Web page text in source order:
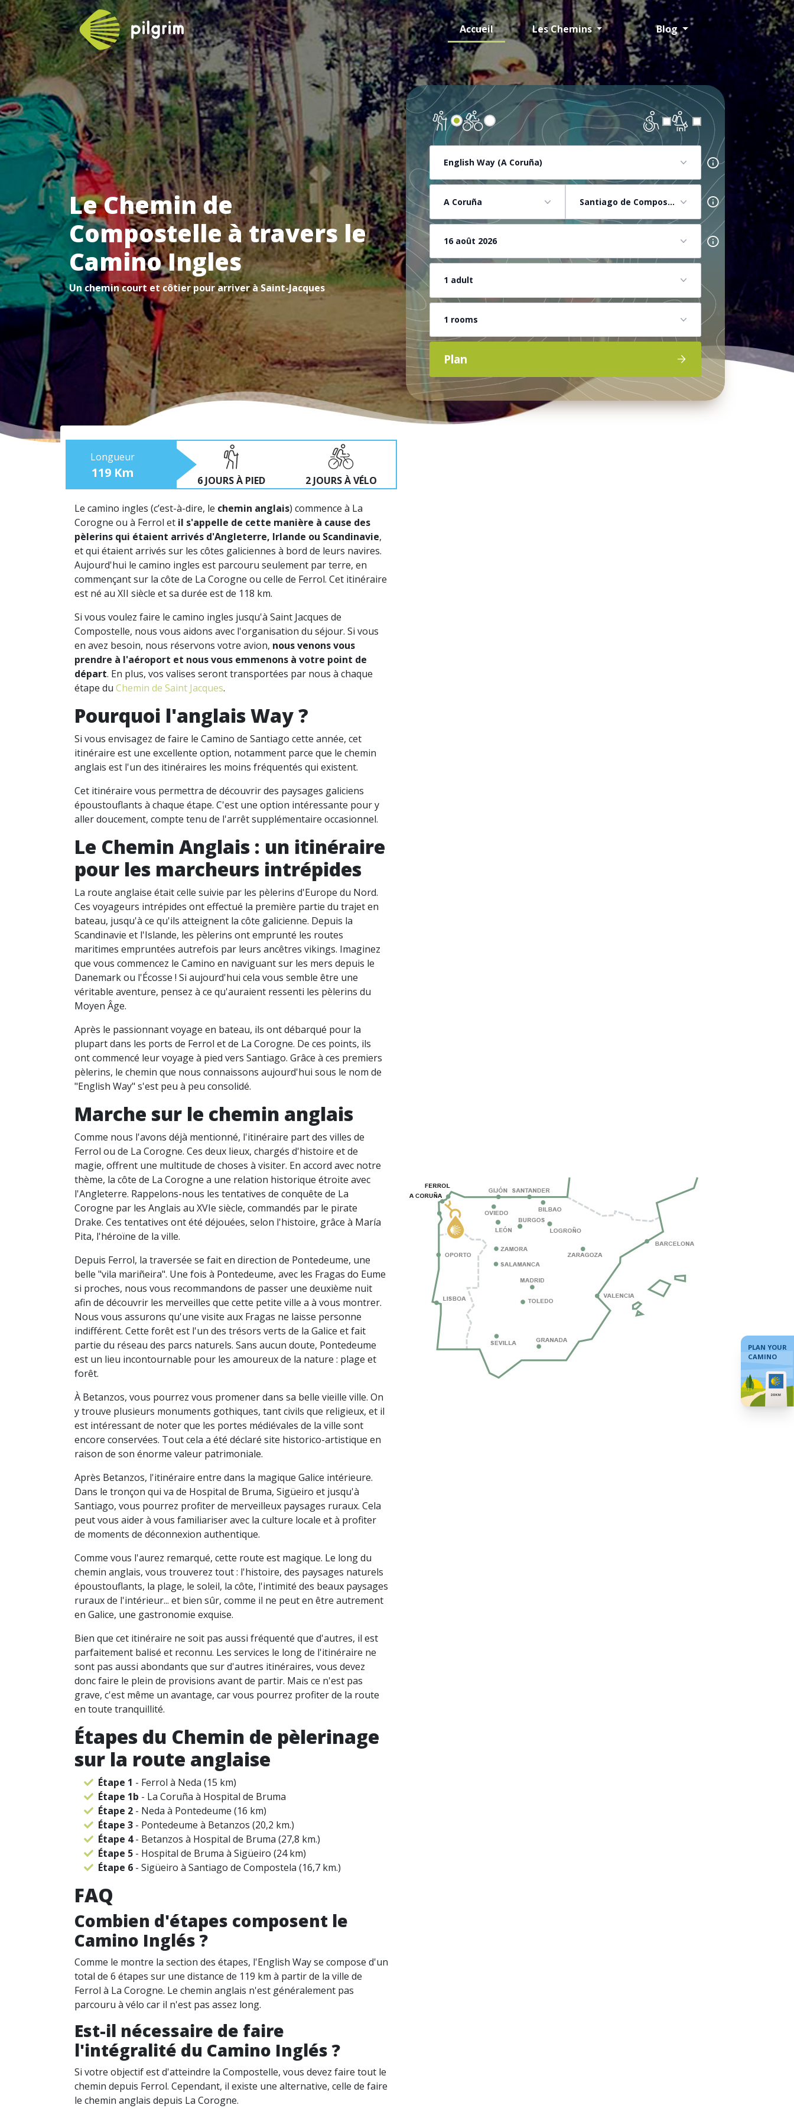
Accueil Les Chemins Blog
Le Chemin de
Compostelle à travers le
Camino Ingles
Un chemin court et côtier pour arriver à Saint-Jacques
English Way (A Coruña)
A Coruña Santiago de Compostela
16 août 2026
1 adult
1 rooms
Plan
PLAN YOUR
CAMINO
Longueur
119 Km 6 JOURS À PIED 2 JOURS À VÉLO
Le camino ingles (c’est-à-dire, le chemin anglais) commence à La
Corogne ou à Ferrol et il s'appelle de cette manière à cause des
pèlerins qui étaient arrivés d'Angleterre, Irlande ou Scandinavie,
et qui étaient arrivés sur les côtes galiciennes à bord de leurs navires.
Aujourd'hui le camino ingles est parcouru seulement par terre, en
commençant sur la côte de La Corogne ou celle de Ferrol. Cet itinéraire
est né au XII siècle et sa durée est de 118 km.
Si vous voulez faire le camino ingles jusqu'à Saint Jacques de
Compostelle, nous vous aidons avec l'organisation du séjour. Si vous
en avez besoin, nous réservons votre avion, nous venons vous
prendre à l'aéroport et nous vous emmenons à votre point de
départ. En plus, vos valises seront transportées par nous à chaque
étape du Chemin de Saint Jacques.
Pourquoi l'anglais Way ?
Si vous envisagez de faire le Camino de Santiago cette année, cet
itinéraire est une excellente option, notamment parce que le chemin
anglais est l'un des itinéraires les moins fréquentés qui existent.
Cet itinéraire vous permettra de découvrir des paysages galiciens
époustouflants à chaque étape. C'est une option intéressante pour y
aller doucement, compte tenu de l'arrêt supplémentaire occasionnel.
Le Chemin Anglais : un itinéraire
pour les marcheurs intrépides
La route anglaise était celle suivie par les pèlerins d'Europe du Nord.
Ces voyageurs intrépides ont effectué la première partie du trajet en
bateau, jusqu'à ce qu'ils atteignent la côte galicienne. Depuis la
Scandinavie et l'Islande, les pèlerins ont emprunté les routes
maritimes empruntées autrefois par leurs ancêtres vikings. Imaginez
que vous commencez le Camino en naviguant sur les mers depuis le
Danemark ou l'Écosse ! Si aujourd'hui cela vous semble être une
véritable aventure, pensez à ce qu'auraient ressenti les pèlerins du
Moyen Âge.
Après le passionnant voyage en bateau, ils ont débarqué pour la
plupart dans les ports de Ferrol et de La Corogne. De ces points, ils
ont commencé leur voyage à pied vers Santiago. Grâce à ces premiers
pèlerins, le chemin que nous connaissons aujourd'hui sous le nom de
"English Way" s'est peu à peu consolidé.
Marche sur le chemin anglais
Comme nous l'avons déjà mentionné, l'itinéraire part des villes de
Ferrol ou de La Corogne. Ces deux lieux, chargés d'histoire et de
magie, offrent une multitude de choses à visiter. En accord avec notre
thème, la côte de La Corogne a une relation historique étroite avec
l'Angleterre. Rappelons-nous les tentatives de conquête de La
Corogne par les Anglais au XVIe siècle, commandés par le pirate
Drake. Ces tentatives ont été déjouées, selon l'histoire, grâce à María
Pita, l'héroïne de la ville.
Depuis Ferrol, la traversée se fait en direction de Pontedeume, une
belle "vila mariñeira". Une fois à Pontedeume, avec les Fragas do Eume
si proches, nous vous recommandons de passer une deuxième nuit
afin de découvrir les merveilles que cette petite ville a à vous montrer.
Nous vous assurons qu'une visite aux Fragas ne laisse personne
indifférent. Cette forêt est l'un des trésors verts de la Galice et fait
partie du réseau des parcs naturels. Sans aucun doute, Pontedeume
est un lieu incontournable pour les amoureux de la nature : plage et
forêt.
À Betanzos, vous pourrez vous promener dans sa belle vieille ville. On
y trouve plusieurs monuments gothiques, tant civils que religieux, et il
est intéressant de noter que les portes médiévales de la ville sont
encore conservées. Tout cela a été déclaré site historico-artistique en
raison de son énorme valeur patrimoniale.
Après Betanzos, l'itinéraire entre dans la magique Galice intérieure.
Dans le tronçon qui va de Hospital de Bruma, Sigüeiro et jusqu'à
Santiago, vous pourrez profiter de merveilleux paysages ruraux. Cela
peut vous aider à vous familiariser avec la culture locale et à profiter
de moments de déconnexion authentique.
Comme vous l'aurez remarqué, cette route est magique. Le long du
chemin anglais, vous trouverez tout : l'histoire, des paysages naturels
époustouflants, la plage, le soleil, la côte, l'intimité des beaux paysages
ruraux de l'intérieur... et bien sûr, comme il ne peut en être autrement
en Galice, une gastronomie exquise.
Bien que cet itinéraire ne soit pas aussi fréquenté que d'autres, il est
parfaitement balisé et reconnu. Les services le long de l'itinéraire ne
sont pas aussi abondants que sur d'autres itinéraires, vous devez
donc faire le plein de provisions avant de partir. Mais ce n'est pas
grave, c'est même un avantage, car vous pourrez profiter de la route
en toute tranquillité.
Étapes du Chemin de pèlerinage
sur la route anglaise
Étape 1 - Ferrol à Neda (15 km)
Étape 1b - La Coruña à Hospital de Bruma
Étape 2 - Neda à Pontedeume (16 km)
Étape 3 - Pontedeume à Betanzos (20,2 km.)
Étape 4- Betanzos à Hospital de Bruma (27,8 km.)
Étape 5 - Hospital de Bruma à Sigüeiro (24 km)
Étape 6 - Sigüeiro à Santiago de Compostela (16,7 km.)
FAQ
Combien d'étapes composent le
Camino Inglés ?
Comme le montre la section des étapes, l'English Way se compose d'un
total de 6 étapes sur une distance de 119 km à partir de la ville de
Ferrol à La Corogne. Le chemin anglais n'est généralement pas
parcouru à vélo car il n'est pas assez long.
Est-il nécessaire de faire
l'intégralité du Camino Inglés ?
Si votre objectif est d'atteindre la Compostelle, vous devez faire tout le
chemin depuis Ferrol. Cependant, il existe une alternative, celle de faire
le chemin anglais depuis La Corogne.